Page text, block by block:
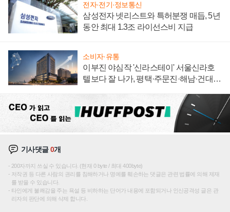
전자·전기·정보통신
삼성전자 넷리스트와 특허분쟁 매듭, 5년
동안 최대 1.3조 라이선스비 지급
소비자·유통
이부진 야심작 '신라스테이' 서울신라호
텔보다 잘 나가, 평택·주문진·해남·건대로
기사댓글0개
200자까지 쓰실 수 있습니다. (현재 0 byte / 최대 400byte)
저작권 등 다른 사람의 권리를 침해하거나 명예를 훼손하는 댓글은 관련 법률에 의해 제재
를 받을 수 있습니다.
타인에게 불쾌감을 주는 욕설 등 비하하는 단어가 내용에 포함되거나 인신공격성 글은 관
리자의 판단에 의해 삭제 합니다.